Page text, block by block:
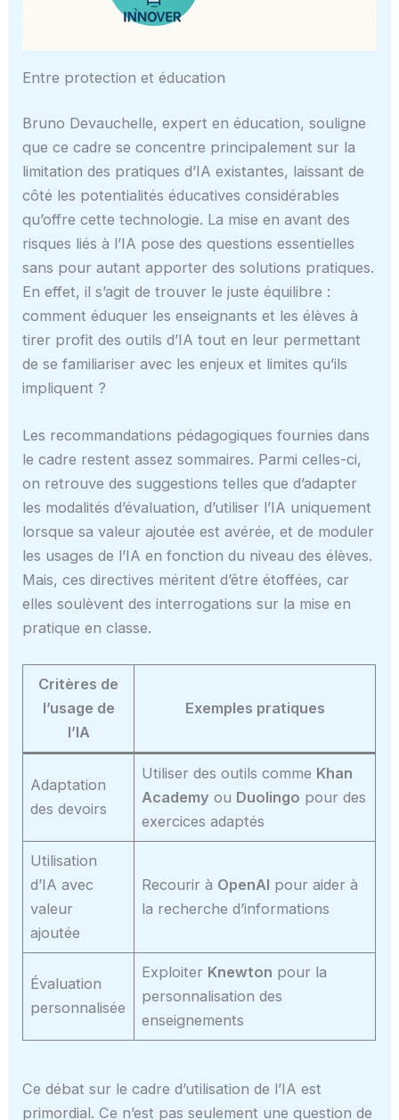
Entre protection et éducation
Bruno Devauchelle, expert en éducation, souligne
que ce cadre se concentre principalement sur la
limitation des pratiques d’IA existantes, laissant de
côté les potentialités éducatives considérables
qu’offre cette technologie. La mise en avant des
risques liés à l’IA pose des questions essentielles
sans pour autant apporter des solutions pratiques.
En effet, il s’agit de trouver le juste équilibre :
comment éduquer les enseignants et les élèves à
tirer profit des outils d’IA tout en leur permettant
de se familiariser avec les enjeux et limites qu’ils
impliquent ?
Les recommandations pédagogiques fournies dans
le cadre restent assez sommaires. Parmi celles-ci,
on retrouve des suggestions telles que d’adapter
les modalités d’évaluation, d’utiliser l’IA uniquement
lorsque sa valeur ajoutée est avérée, et de moduler
les usages de l’IA en fonction du niveau des élèves.
Mais, ces directives méritent d’être étoffées, car
elles soulèvent des interrogations sur la mise en
pratique en classe.
Critères de
l’usage de
l’IA
Exemples pratiques
Adaptation
des devoirs
Utiliser des outils comme Khan
Academy ou Duolingo pour des
exercices adaptés
Utilisation
d’IA avec
valeur
ajoutée
Recourir à OpenAI pour aider à
la recherche d’informations
Évaluation
personnalisée
Exploiter Knewton pour la
personnalisation des
enseignements
Ce débat sur le cadre d’utilisation de l’IA est
primordial. Ce n’est pas seulement une question de